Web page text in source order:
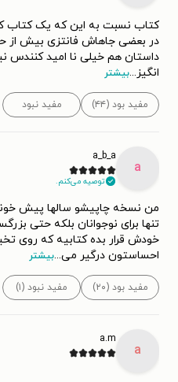
کتاب نسبت به این که یک کتاب
در بعضی جاهاش فانتزی بیش از
داستان هم خیلی نا امید
انگیز...بیشتر
مفید بود (۴۴) مفید نبود
a
a_b_a
توصیه می‌کنم.
من نسخه چاپیشو سالها پیش
تنها برای نوجوانان بلکه حتی
خودش قرار بده کتابیه که روی
احساستون درگیر می...بیشتر
مفید بود (۲۰) مفید نبود (۱)
a
a.m